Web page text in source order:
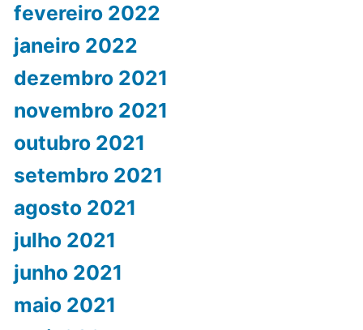
fevereiro 2022
janeiro 2022
dezembro 2021
novembro 2021
outubro 2021
setembro 2021
agosto 2021
julho 2021
junho 2021
maio 2021